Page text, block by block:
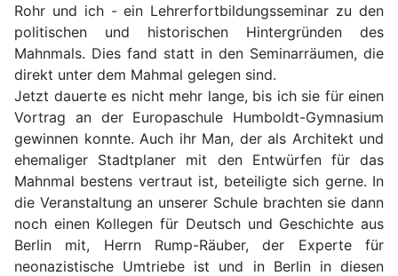
Rohr und ich - ein Lehrerfortbildungsseminar zu den
politischen und historischen Hintergründen des
Mahnmals. Dies fand statt in den Seminarräumen, die
direkt unter dem Mahmal gelegen sind.
Jetzt dauerte es nicht mehr lange, bis ich sie für einen
Vortrag an der Europaschule Humboldt-Gymnasium
gewinnen konnte. Auch ihr Man, der als Architekt und
ehemaliger Stadtplaner mit den Entwürfen für das
Mahnmal bestens vertraut ist, beteiligte sich gerne. In
die Veranstaltung an unserer Schule brachten sie dann
noch einen Kollegen für Deutsch und Geschichte aus
Berlin mit, Herrn Rump-Räuber, der Experte für
neonazistische Umtriebe ist und in Berlin in diesen